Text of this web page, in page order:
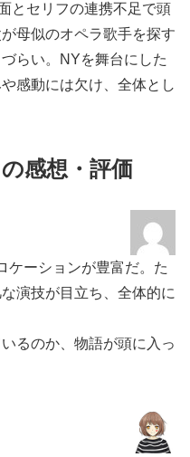
とセリフの連携不足で頭
母似のオペラ歌手を探す
らい。NYを舞台にした
感動には欠け、全体とし
感想・評価
ケーションが豊富だ。た
演技が目立ち、全体的に
るのか、物語が頭に入っ